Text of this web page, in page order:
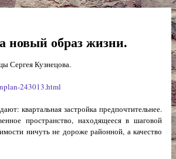
новый образ жизни.
Сергея Кузнецова.
243013.html
квартальная застройка предпочтительнее.
пространство, находящееся в шаговой
ничуть не дороже районной, а качество